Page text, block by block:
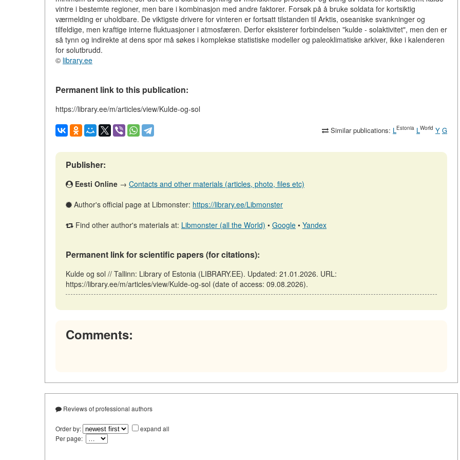
vintre i bestemte regioner, men bare i kombinasjon med andre faktorer. Forsøk på å bruke soldata for kortsiktig
værmelding er uholdbare. De viktigste drivere for vinteren er fortsatt tilstanden til Arktis, oseaniske svankninger og
tilfeldige, men kraftige interne fluktuasjoner i atmosfæren. Derfor eksisterer forbindelsen "kulde - solaktivitet", men den er
så tynn og indirekte at dens spor må søkes i komplekse statistiske modeller og paleoklimatiske arkiver, ikke i kalenderen
for solutbrudd.
© library.ee
Permanent link to this publication:
https://library.ee/m/articles/view/Kulde-og-sol
Similar publications: LEstonia LWorld Y G
Publisher:
Eesti Online → Contacts and other materials (articles, photo, files etc)
Author's official page at Libmonster: https://library.ee/Libmonster
Find other author's materials at: Libmonster (all the World) • Google • Yandex
Permanent link for scientific papers (for citations):
Kulde og sol // Tallinn: Library of Estonia (LIBRARY.EE). Updated: 21.01.2026. URL:
https://library.ee/m/articles/view/Kulde-og-sol (date of access: 09.08.2026).
Comments:
Reviews of professional authors
Order by:
expand all
Per page: